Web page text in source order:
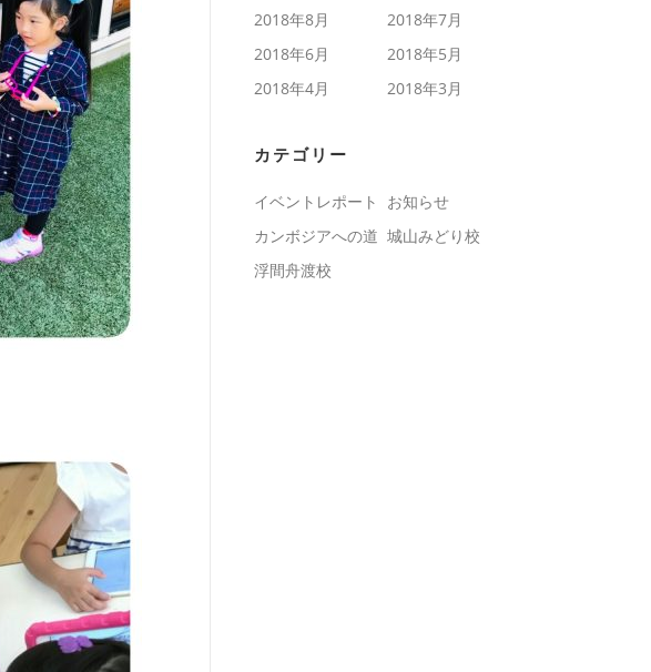
2018年8月
2018年7月
2018年6月
2018年5月
2018年4月
2018年3月
カテゴリー
イベントレポート
お知らせ
カンボジアへの道 城山みどり校
浮間舟渡校